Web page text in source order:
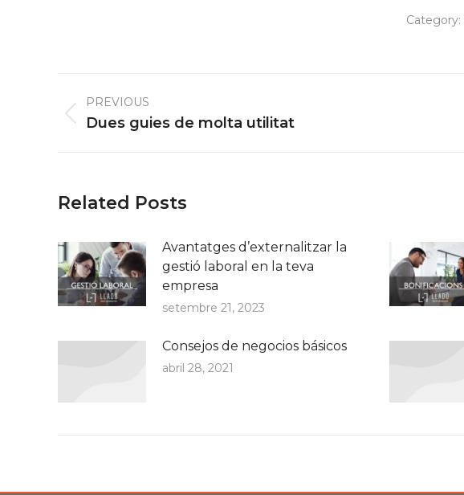
Category:
navigation
PREVIOUS
Previous
Dues guies de molta utilitat
Related Posts
Avantatges d’externalitzar la
gestió laboral en la teva
empresa
setembre 21, 2023
Consejos de negocios básicos
abril 28, 2021